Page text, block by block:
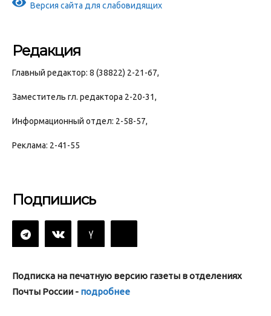
Версия сайта для слабовидящих
Редакция
Главный редактор: 8 (38822) 2-21-67,
Заместитель гл. редактора 2-20-31,
Информационный отдел: 2-58-57,
Реклама: 2-41-55
Подпишись
Подписка на печатную версию газеты в отделениях
Почты России - подробнее